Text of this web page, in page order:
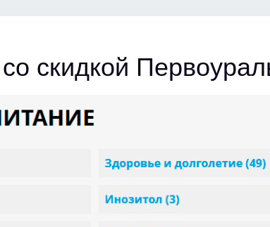
скидкой